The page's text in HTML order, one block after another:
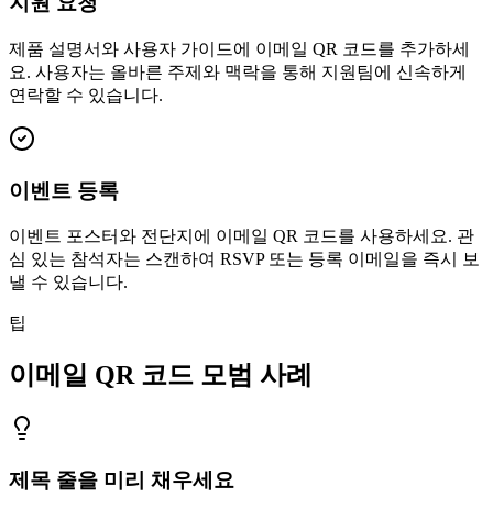
제품 설명서와 사용자 가이드에 이메일 QR 코드를 추가하세
요. 사용자는 올바른 주제와 맥락을 통해 지원팀에 신속하게
연락할 수 있습니다.
이벤트 등록
이벤트 포스터와 전단지에 이메일 QR 코드를 사용하세요. 관
심 있는 참석자는 스캔하여 RSVP 또는 등록 이메일을 즉시 보
낼 수 있습니다.
팁
이메일 QR 코드 모범 사례
제목 줄을 미리 채우세요